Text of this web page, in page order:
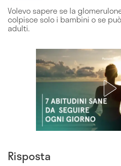
Volevo sapere se la
colpisce solo i bambini o se
adulti.
Risposta